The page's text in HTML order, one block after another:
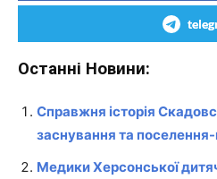
Останні Новини:
Справжня історія
заснування та
Медики Херсонської